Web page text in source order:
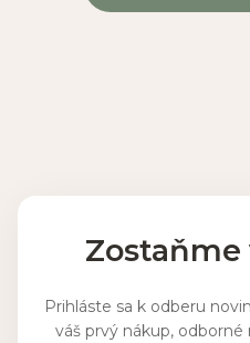
Prihláste sa k odberu
váš prvý nákup,